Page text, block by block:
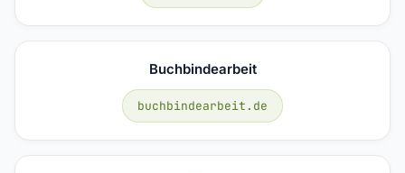
Buchbindearbeit
buchbindearbeit.de